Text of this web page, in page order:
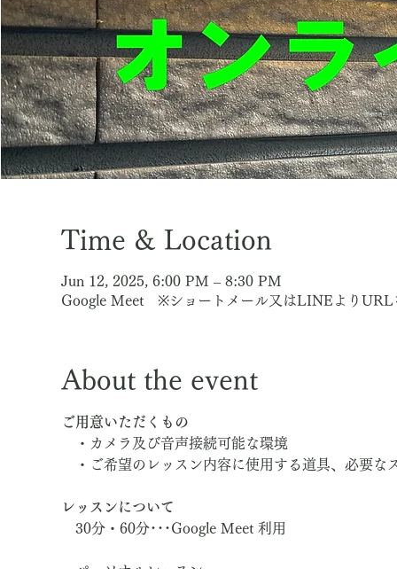
Time & Location
Jun 12, 2025, 6:00 PM – 8:30 PM
Google Meet ※ショートメール又はLINEよりURL
About the event
ご用意いただくもの
・カメラ及び音声接続可能な環境
・ご希望のレッスン内容に使用する道具、必要な
レッスンについて
30分・60分･･･Google Meet 利用